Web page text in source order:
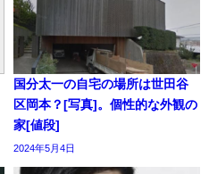
国分太一の自宅の場所は世田谷
区岡本？[写真]。個性的な外観の
家[値段]
2024年5月4日